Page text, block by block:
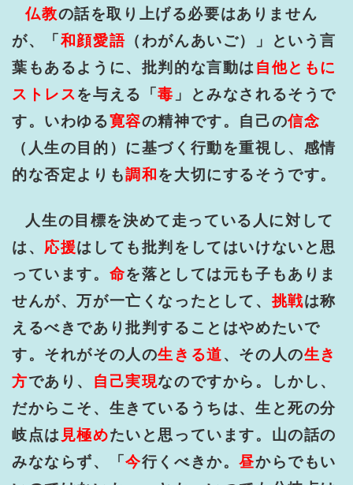
仏教の話を取り上げる必要はありません
が、「 和顔愛語 （わがんあいご）」という言
葉もあるように、批判的な言動は 自他ともに
ストレスを与える「毒 」とみなされるそうで
す。いわゆる寛容の精神です。自己の信念
（人生の目的）に基づく行動を重視し、感情
的な否定よりも調和 を大切にするそうです。
人生の目標を決めて走っている人に対して
は、 応援はしても批判をしてはいけないと思
っています。 命を落としては元も子もありま
せんが、万が一亡くなったとして、 挑戦は称
えるべきであり批判することはやめたいで
す。それがその人の生きる道、その人の生き
方であり、 自己実現なのですから。しかし、
だからこそ、生きているうちは、生と死の分
岐点は 見極めたいと思っています。山の話の
みなならず、「今行くべきか。昼からでもい